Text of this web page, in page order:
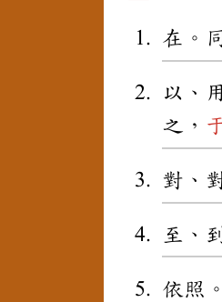
在。
以、
之，
對、
至、
依照